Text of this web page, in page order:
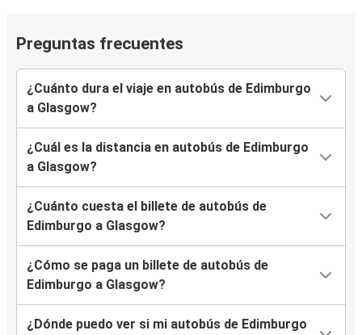
Preguntas frecuentes
¿Cuánto dura el viaje en autobús de Edimburgo
a Glasgow?
¿Cuál es la distancia en autobús de Edimburgo
a Glasgow?
¿Cuánto cuesta el billete de autobús de
Edimburgo a Glasgow?
¿Cómo se paga un billete de autobús de
Edimburgo a Glasgow?
¿Dónde puedo ver si mi autobús de Edimburgo